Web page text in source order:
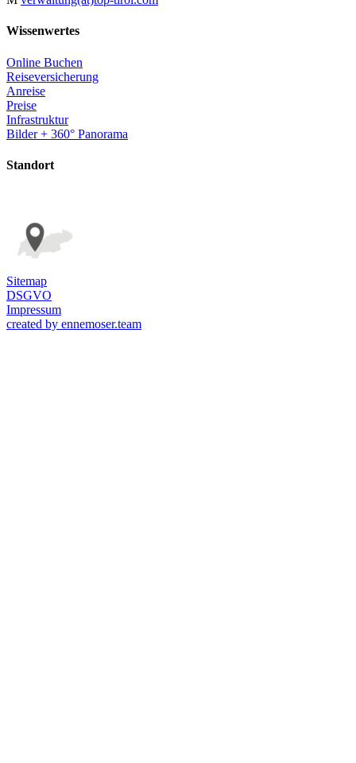
Wissenwertes
Online Buchen
Reiseversicherung
Anreise
Preise
Infrastruktur
Bilder + 360° Panorama
Standort
Sitemap
DSGVO
Impressum
created by ennemoser.team